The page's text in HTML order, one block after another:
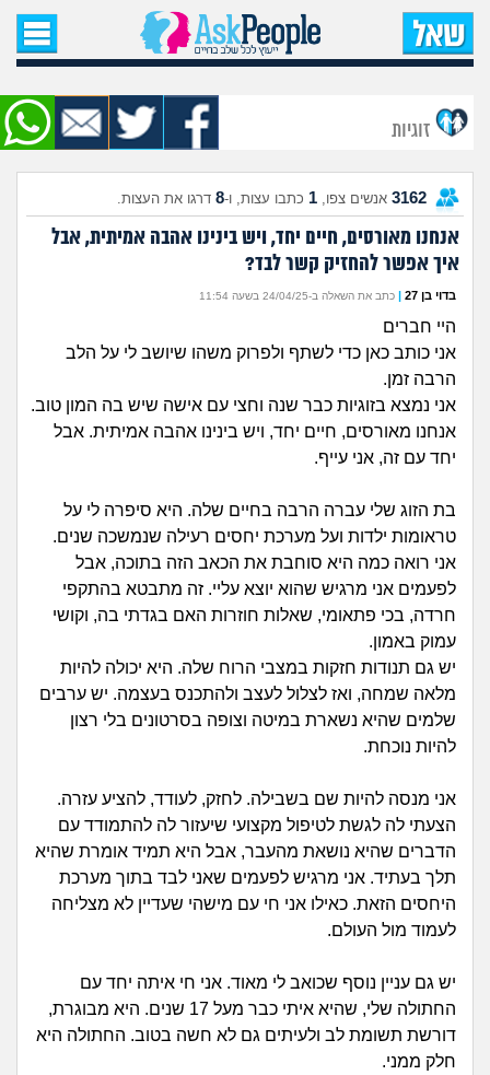
עמוד הבית
שאל שאלה
שאלות חדשות
שאלות שעוררו עניין
מדורים
היריון ולידה
הורות ומשפחה
מתבגרים
מהבקו"ם... ועד מתי?!
עבודה וקריירה
חברים ואנשים
מה שעובר עליי
שומרים על הגוף
הרשמה | התחברות
זוגיות
3162 אנשים צפו, 1 כתבו עצות, ו-8 דרגו את העצות.
אנחנו מאורסים, חיים יחד, ויש בינינו אהבה אמיתית, אבל
איך אפשר להחזיק קשר לבד?
בדוי בן 27 | כתב את השאלה ב-24/04/25 בשעה 11:54
היי חברים
אני כותב כאן כדי לשתף ולפרוק משהו שיושב לי על הלב
הרבה זמן.
אני נמצא בזוגיות כבר שנה וחצי עם אישה שיש בה המון טוב.
אנחנו מאורסים, חיים יחד, ויש בינינו אהבה אמיתית. אבל
יחד עם זה, אני עייף.
בת הזוג שלי עברה הרבה בחיים שלה. היא סיפרה לי על
טראומות ילדות ועל מערכת יחסים רעילה שנמשכה שנים.
אני רואה כמה היא סוחבת את הכאב הזה בתוכה, אבל
לפעמים אני מרגיש שהוא יוצא עליי. זה מתבטא בהתקפי
חרדה, בכי פתאומי, שאלות חוזרות האם בגדתי בה, וקושי
עמוק באמון.
יש גם תנודות חזקות במצבי הרוח שלה. היא יכולה להיות
מלאה שמחה, ואז לצלול לעצב ולהתכנס בעצמה. יש ערבים
שלמים שהיא נשארת במיטה וצופה בסרטונים בלי רצון
להיות נוכחת.
אני מנסה להיות שם בשבילה. לחזק, לעודד, להציע עזרה.
הצעתי לה לגשת לטיפול מקצועי שיעזור לה להתמודד עם
הדברים שהיא נושאת מהעבר, אבל היא תמיד אומרת שהיא
תלך בעתיד. אני מרגיש לפעמים שאני לבד בתוך מערכת
היחסים הזאת. כאילו אני חי עם מישהי שעדיין לא מצליחה
לעמוד מול העולם.
יש גם עניין נוסף שכואב לי מאוד. אני חי איתה יחד עם
החתולה שלי, שהיא איתי כבר מעל 17 שנים. היא מבוגרת,
דורשת תשומת לב ולעיתים גם לא חשה בטוב. החתולה היא
חלק ממני.